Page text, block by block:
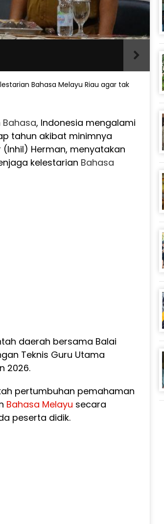
Bahasa Melayu Riau agar tak
Bahasa, Indonesia mengalami
tahun akibat minimnya
(Inhil) Herman, menyatakan
kelestarian Bahasa
daerah bersama Balai
Teknis Guru Utama
2026.
pertumbuhan pemahaman
Bahasa Melayu secara
peserta didik.